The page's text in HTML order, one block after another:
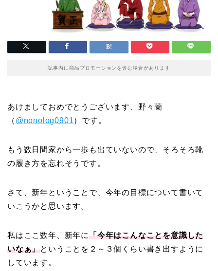
記事内に商品プロモーションを含む場合があります
あけましておめでとうございます、野々蘭
（ @nonolog0901）です。
もう数日間家から一歩も出ていないので、そろそろ靴
の履き方を忘れそうです。
さて、新年ということで、今年の目標について書いて
いこうかと思います。
私はここ数年、新年に「今年はこんなことを意識した
いなぁ」ということを２～３個くらい書き出すように
しています。